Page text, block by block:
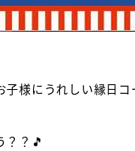
様にうれしい縁日コ
？？🎵